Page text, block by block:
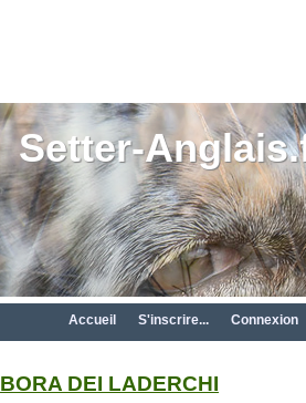
Setter-
Accueil S'inscrire... Connexion
BORA DEI LADERCHI